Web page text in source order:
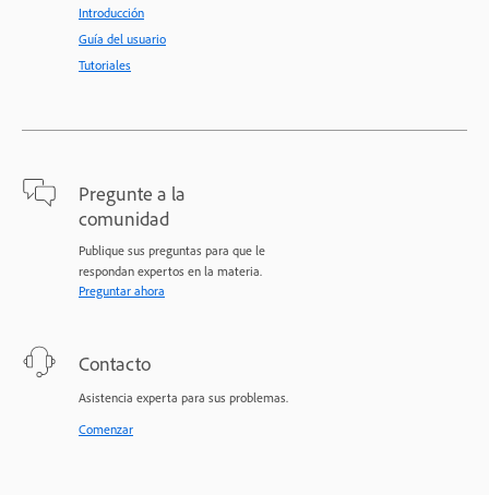
Introducción
Guía del usuario
Tutoriales
Pregunte a la
comunidad
Publique sus preguntas para que le
respondan expertos en la materia.
Preguntar ahora
Contacto
Asistencia experta para sus problemas.
Comenzar